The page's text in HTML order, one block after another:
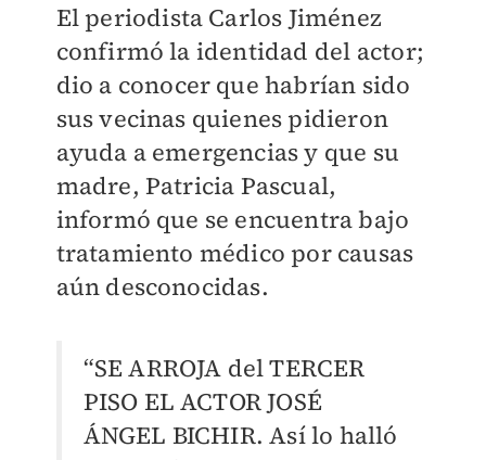
El periodista Carlos Jiménez
confirmó la identidad del actor;
dio a conocer que habrían sido
sus vecinas quienes pidieron
ayuda a emergencias y que su
madre, Patricia Pascual,
informó que se encuentra bajo
tratamiento médico por causas
aún desconocidas.
“SE ARROJA del TERCER
PISO EL ACTOR JOSÉ
ÁNGEL BICHIR. Así lo halló